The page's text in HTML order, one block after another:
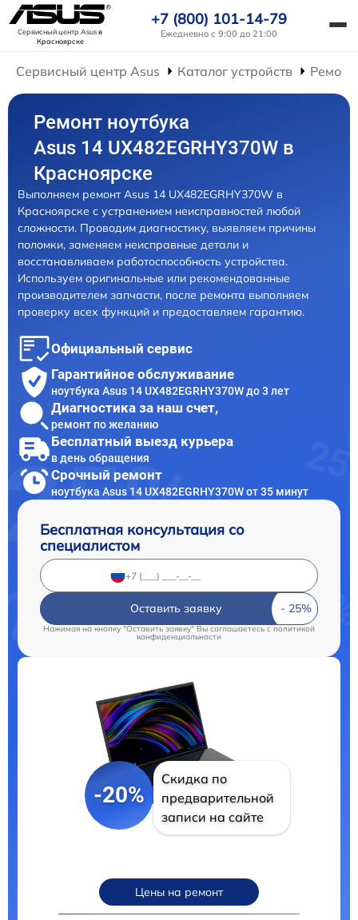
Сервисный центр Asusв
Красноярске
+7 (800) 101-14-79
Ежедневно с 9:00 до 21:00
Сервисный центр Asus Каталог устройств
Ремонт ноутбука
Asus 14 UX482EGRHY370W в
Красноярске
Выполняем ремонт Asus 14 UX482EGRHY370W в
Красноярске с устранением неисправностей любой
сложности. Проводим диагностику, выявляем причины
поломки, заменяем неисправные детали и
восстанавливаем работоспособность устройства.
Используем оригинальные или рекомендованные
производителем запчасти, после ремонта выполняем
проверку всех функций и предоставляем гарантию.
Официальный сервис
Гарантийное обслуживание
ноутбука Asus 14 UX482EGRHY370W до 3 лет
Диагностика за наш счет,
ремонт по желанию
Бесплатный выезд курьера
в день обращения
Срочный ремонт
ноутбука Asus 14 UX482EGRHY370W от 35 минут
Бесплатная консультация со
специалистом
Оставить заявку
Нажимая на кнопку "Оставить заявку" Вы соглашаетесь c политикой
конфиденциальности
-20%
Скидка по
предварительной
записи на сайте
Цены на ремонт